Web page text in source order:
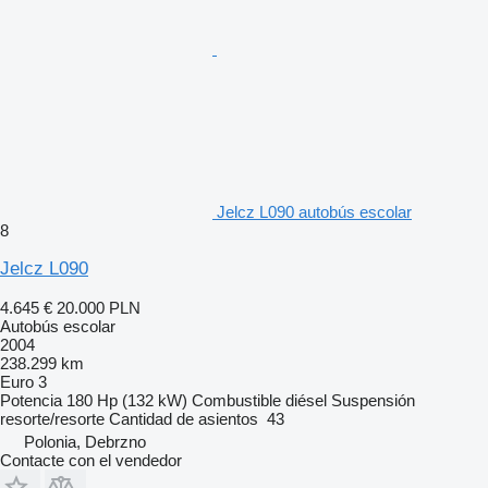
Jelcz L090 autobús escolar
8
Jelcz L090
4.645 € 20.000 PLN
Autobús escolar
2004
238.299 km
Euro 3
Potencia 180 Hp (132 kW) Combustible diésel Suspensión
resorte/resorte Cantidad de asientos 43
Polonia, Debrzno
Contacte con el vendedor